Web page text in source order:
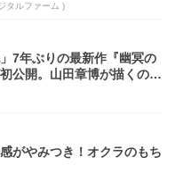
タルファーム )
」7年ぶりの最新作『幽冥の
公開。山田章博が描くのは
がやみつき！オクラのもち